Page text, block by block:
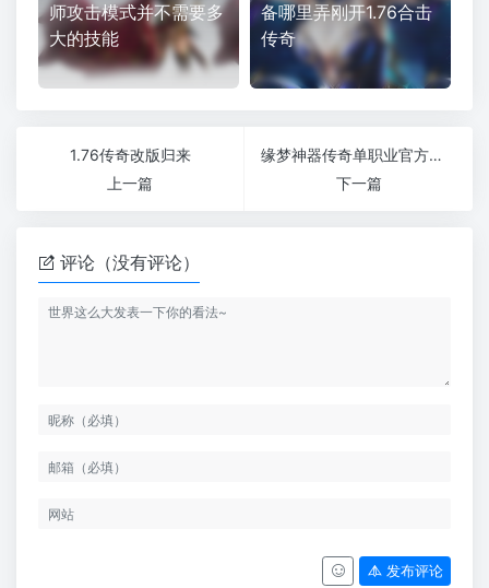
师攻击模式并不需要多
大的技能
备哪里弄刚开1.76合击
传奇
1.76传奇改版归来
上一篇
缘梦神器传奇单职业官方授权信誉保障
下一篇
评论（没有评论）
发布评论